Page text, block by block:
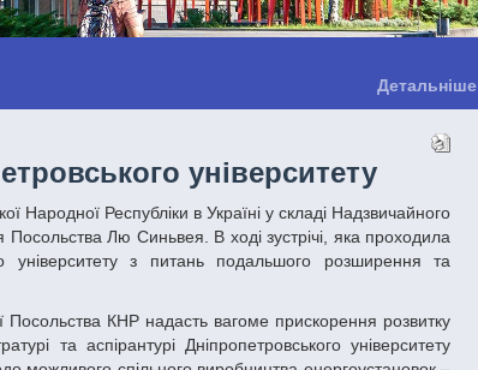
Детальніше
університету
Лю Синьвея. В ході зустрічі, яка проходила
університету з питань подальшого розширення та
та аспірантурі Дніпропетровського університету